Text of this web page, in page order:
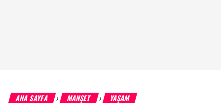
ANA SAYFA › MANŞET › YAŞAM